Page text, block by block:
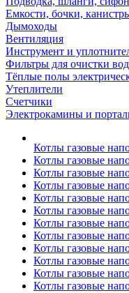
Емкости, бочки,
Дымоходы
Вентиляция
Инструмент и
Фильтры для очистки
Тёплые полы
Утеплители
Счетчики
Электрокамины и
Котлы газовые
Котлы газовые
Котлы газовые
Котлы газовые
Котлы газовые
Котлы газовые
Котлы газовые
Котлы газовые
Котлы газовые
Котлы газовые
Котлы газовые
Котлы газовые